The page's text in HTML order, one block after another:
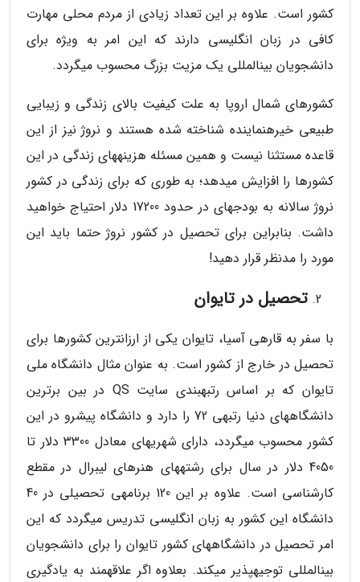
کشور است. علاوه بر این تعداد زیادی از مردم محلی مهارت
کافی در زبان انگلیسی دارند که این امر به ویژه برای
دانشجویان بین­المللی یک مزیت بزرگ محسوب می­­گردد.
کشورهای شمال اروپا به علت کیفیت بالای زندگی و زیبایی
طبیعی خیره­نماینده شناخته شده هستند و نروژ نیز از این
قاعده مستثنا نیست و همین مسئله هزینه­های زندگی در این
کشورها را افزایش می­دهد؛ به طوری که برای زندگی در کشور
نروژ سالانه به بودجه­ای در حدود 17200 دلار احتیاج خواهید
داشت. بنابراین برای تحصیل در کشور نروژ حتما باید این
مورد را مدنظر قرار دهید!
تحصیل در تایوان
با سفر به قاره­ی آسیا، تایوان یکی از ارزانترین کشورها برای
تحصیل در خارج از کشور است. به عنوان مثال دانشگاه ملی
تایوان که بر اساس رتبه­بندی سایت QS در بین برترین
دانشگاه­های دنیا رتبه­ی 72 را دارد و دانشگاه پیشرو در این
کشور محسوب می­گردد، دارای شهریه­ای معادل 3300 دلار تا
4050 دلار در سال برای رشته­های هنرهای لیبرال در مقطع
کارشناسی است. علاوه بر این 120 برنامه­ی تحصیلی در 40
دانشگاه این کشور به زبان انگلیسی تدریس می­گردد که این
امر تحصیل در دانشگاه­های کشور تایوان را برای دانشجویان
بین­المللی توجیه­پذیر می­کند. بعلاوه اگر علاقه­مند به یادگیری